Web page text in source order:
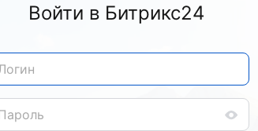
Войти в Битрикс24